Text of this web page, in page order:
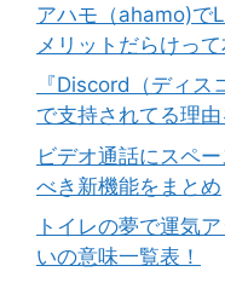
アハモ（ahamo)で
メリットだらけって
『Discord（ディ
で支持されてる理
ビデオ通話にスペ
べき新機能をまとめ
トイレの夢で運気
いの意味一覧表！